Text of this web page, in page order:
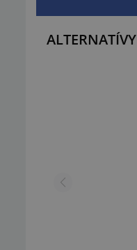
ALTERNATÍVY